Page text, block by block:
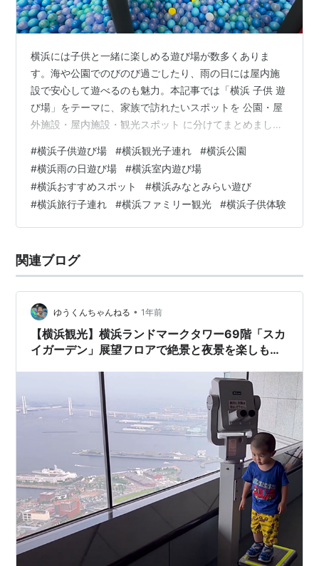
横浜には子供と一緒に楽しめる遊び場が数多くありま
す。海や公園でのびのび過ごしたり、雨の日には屋内施
設で安心して遊べるのも魅力。本記事では「横浜 子供 遊
び場」をテーマに、家族で訪れたいスポットを 公園・屋
外施設・屋内施設・観光スポット に分けてまとめまし
横浜で雨の日でも安心！屋内で遊べる子供向け施設 ボー
ネルンドあそびのせかい マークイズみなとみらい店 ハピ
ピランド横浜アソビル店 アンパンマンこどもミュージア
ム ミュージックアベニュー横浜みなとみらい（ヤマハミ
ュージック） あそびパークplus みなとみらい東急スクエ
#横浜子供遊び場 #横浜観光子連れ #横浜公園
#横浜雨の日遊び場 #横浜室内遊び場
#横浜おすすめスポット #横浜みなとみらい遊び
#横浜旅行子連れ #横浜ファミリー観光 #横浜子供体験
関連ブログ
ゆうくんちゃんねる • 1年前
【横浜観光】横浜ランドマークタワー69階「スカ
イガーデン」展望フロアで絶景と夜景を楽しも